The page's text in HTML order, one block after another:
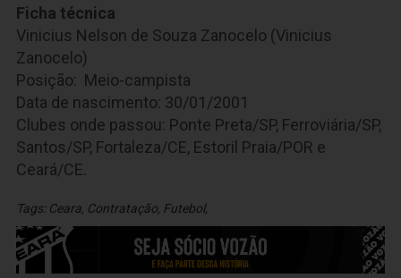
Ficha técnica
Vinicius Nelson de Souza Zanocelo (Vinicius
Zanocelo)
Posição: Meio-campista
Data de nascimento: 30/01/2001
Clubes onde passou: Ponte Preta/SP, Ferroviária/SP,
Santos/SP, Fortaleza/CE, Estoril Praia/POR e
Ceará/CE.
Tags: Ceara Contratação Futebol,